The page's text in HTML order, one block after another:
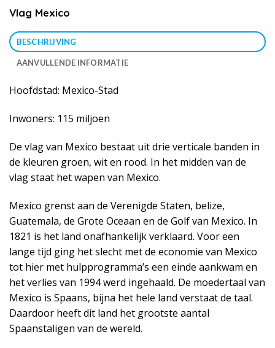
Vlag Mexico
BESCHRIJVING
AANVULLENDE INFORMATIE
Hoofdstad: Mexico-Stad
Inwoners: 115 miljoen
De vlag van Mexico bestaat uit drie verticale banden in
de kleuren groen, wit en rood. In het midden van de
vlag staat het wapen van Mexico.
Mexico grenst aan de Verenigde Staten, belize,
Guatemala, de Grote Oceaan en de Golf van Mexico. In
1821 is het land onafhankelijk verklaard. Voor een
lange tijd ging het slecht met de economie van Mexico
tot hier met hulpprogramma’s een einde aankwam en
het verlies van 1994 werd ingehaald. De moedertaal van
Mexico is Spaans, bijna het hele land verstaat de taal.
Daardoor heeft dit land het grootste aantal
Spaanstaligen van de wereld.